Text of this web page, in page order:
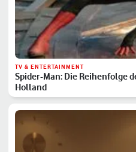
TV & ENTERTAINMENT
Spider-Man: Die Reihenfolge
Holland